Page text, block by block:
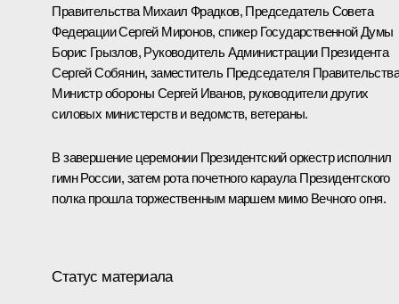
Правительства Михаил Фрадков, Председатель Совета
Федерации Сергей Миронов, спикер Государственной Думы
Борис Грызлов, Руководитель Администрации Президента
Сергей Собянин, заместитель Председателя
Министр обороны Сергей Иванов, руководители других
силовых министерств и ведомств, ветераны.
В завершение церемонии Президентский оркестр исполнил
гимн России, затем рота почетного караула Президентского
полка прошла торжественным маршем мимо Вечного огня.
Статус материала